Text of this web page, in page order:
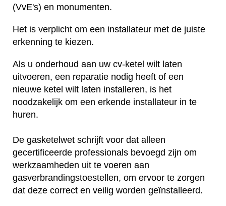
(VvE's) en monumenten.
Het is verplicht om een installateur met de juiste
erkenning te kiezen.
Als u onderhoud aan uw cv-ketel wilt laten
uitvoeren, een reparatie nodig heeft of een
nieuwe ketel wilt laten installeren, is het
noodzakelijk om een erkende installateur in te
huren.
De gasketelwet schrijft voor dat alleen
gecertificeerde professionals bevoegd zijn om
werkzaamheden uit te voeren aan
gasverbrandingstoestellen, om ervoor te zorgen
dat deze correct en veilig worden geïnstalleerd.